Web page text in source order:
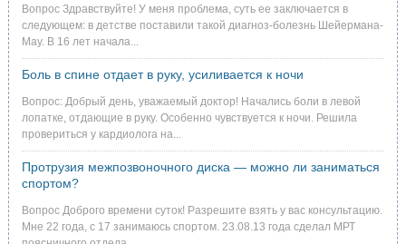
Вопрос Здравствуйте! У меня проблема, суть ее заключается в
следующем: в детстве поставили такой диагноз-болезнь Шейермана-
Мау. В 16 лет начала...
Боль в спине отдает в руку, усиливается к ночи
Вопрос: Добрый день, уважаемый доктор! Начались боли в левой
лопатке, отдающие в руку. Особенно чувствуется к ночи. Решила
провериться у кардиолога на...
Протрузия межпозвоночного диска — можно ли заниматься
спортом?
Вопрос Доброго времени суток! Разрешите взять у вас консультацию.
Мне 22 года, с 17 занимаюсь спортом. 23.08.13 года сделал МРТ